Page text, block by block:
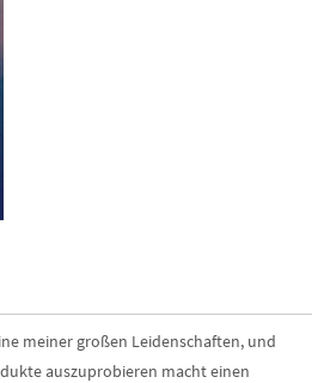
meiner großen Leidenschaften, und
auszuprobieren macht einen